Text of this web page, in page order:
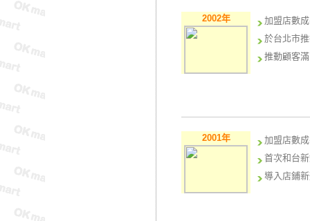
2002年
加盟店數
於台北市
推動顧客
2001年
加盟店數
首次和台
導入店鋪